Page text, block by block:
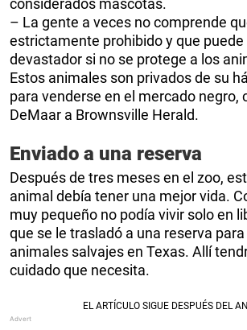
considerados mascotas.
– La gente a veces no comprende
estrictamente prohibido y que
devastador si no se protege a los
Estos animales son privados de su
para venderse en el mercado negro,
DeMaar a Brownsville Herald.
Enviado a una reserva
Después de tres meses en el zoo,
animal debía tener una mejor vida.
muy pequeño no podía vivir solo en
que se le trasladó a una reserva
animales salvajes en Texas. Allí
cuidado que necesita.